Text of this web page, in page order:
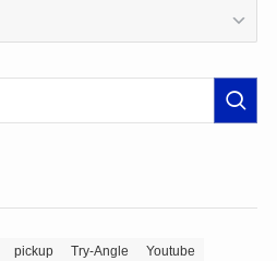
pickup Try-Angle
Youtube